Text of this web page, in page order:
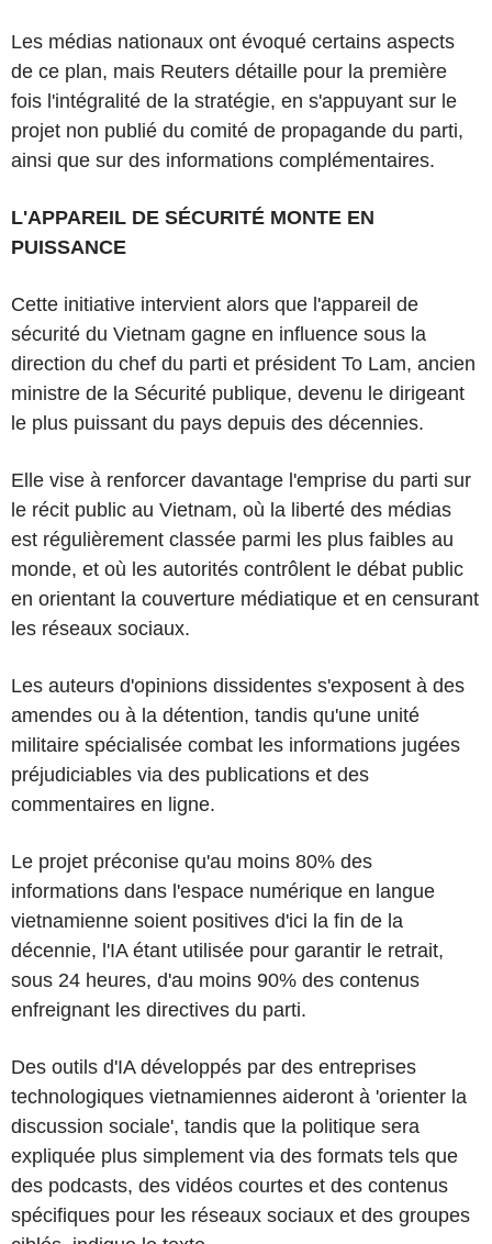
Les médias nationaux ont évoqué certains aspects
de ce plan, mais Reuters détaille pour la première
fois l'intégralité de la stratégie, en s'appuyant sur le
projet non publié du comité de propagande du parti,
ainsi que sur des informations complémentaires.
L'APPAREIL DE SÉCURITÉ MONTE EN
PUISSANCE
Cette initiative intervient alors que l'appareil de
sécurité du Vietnam gagne en influence sous la
direction du chef du parti et président To Lam, ancien
ministre de la Sécurité publique, devenu le dirigeant
le plus puissant du pays depuis des décennies.
Elle vise à renforcer davantage l'emprise du parti sur
le récit public au Vietnam, où la liberté des médias
est régulièrement classée parmi les plus faibles au
monde, et où les autorités contrôlent le débat public
en orientant la couverture médiatique et en censurant
les réseaux sociaux.
Les auteurs d'opinions dissidentes s'exposent à des
amendes ou à la détention, tandis qu'une unité
militaire spécialisée combat les informations jugées
préjudiciables via des publications et des
commentaires en ligne.
Le projet préconise qu'au moins 80% des
informations dans l'espace numérique en langue
vietnamienne soient positives d'ici la fin de la
décennie, l'IA étant utilisée pour garantir le retrait,
sous 24 heures, d'au moins 90% des contenus
enfreignant les directives du parti.
Des outils d'IA développés par des entreprises
technologiques vietnamiennes aideront à 'orienter la
discussion sociale', tandis que la politique sera
expliquée plus simplement via des formats tels que
des podcasts, des vidéos courtes et des contenus
spécifiques pour les réseaux sociaux et des groupes